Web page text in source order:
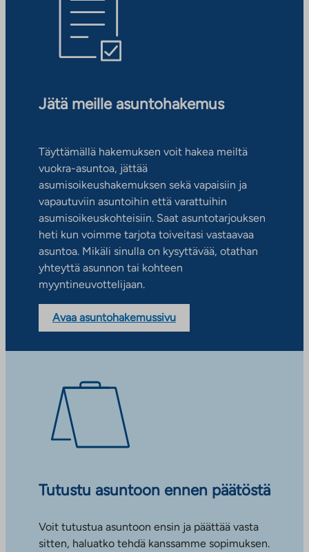
Jätä meille asuntohakemus
Täyttämällä hakemuksen voit hakea meiltä
vuokra-asuntoa, jättää
asumisoikeushakemuksen sekä vapaisiin ja
vapautuviin asuntoihin että varattuihin
asumisoikeuskohteisiin. Saat asuntotarjouksen
heti kun voimme tarjota toiveitasi vastaavaa
asuntoa. Mikäli sinulla on kysyttävää, otathan
yhteyttä asunnon tai kohteen
myyntineuvottelijaan.
Avaa asuntohakemussivu
Tutustu asuntoon ennen päätöstä
Voit tutustua asuntoon ensin ja päättää vasta
sitten, haluatko tehdä kanssamme sopimuksen.